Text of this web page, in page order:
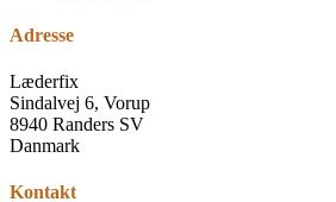
Adresse
Læderfix
Sindalvej 6, Vorup
8940 Randers SV
Danmark
Kontakt